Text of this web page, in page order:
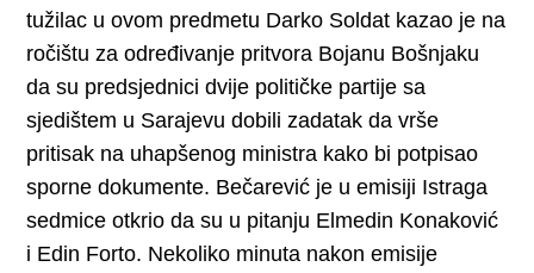
tužilac u ovom predmetu Darko Soldat kazao je na
ročištu za određivanje pritvora Bojanu Bošnjaku
da su predsjednici dvije političke partije sa
sjedištem u Sarajevu dobili zadatak da vrše
pritisak na uhapšenog ministra kako bi potpisao
sporne dokumente. Bečarević je u emisiji Istraga
sedmice otkrio da su u pitanju Elmedin Konaković
i Edin Forto. Nekoliko minuta nakon emisije